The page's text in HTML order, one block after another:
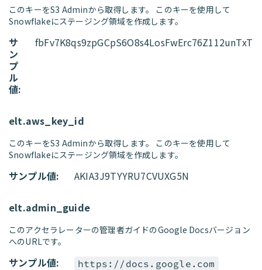
このキーをS3 Adminから取得します。 このキーを使用して
Snowflakeにステージング領域を作成します。
サ
ン
プ
ル
値:
fbFv7K8qs9zpGCpS6O8s4LosFwErc76Z112unTxT
elt.aws_key_id
このキーをS3 Adminから取得します。 このキーを使用して
Snowflakeにステージング領域を作成します。
サンプル値: AKIA3J9TYYRU7CVUXG5N
elt.admin_guide
このアクセラレーターの管理者ガイドのGoogle Docsバージョン
へのURLです。
サンプル値: https://docs.google.com